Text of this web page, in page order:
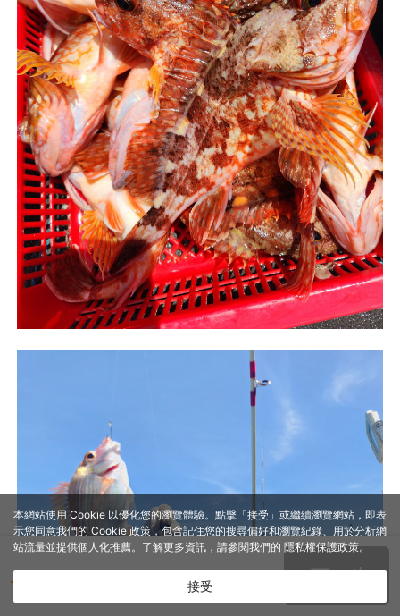
本網站使用 Cookie 以優化您的瀏覽體驗。點擊「接受」或繼續瀏覽網站，即表
示您同意我們的 Cookie 政策，包含記住您的搜尋偏好和瀏覽紀錄、用於分析網
站流量並提供個人化推薦。了解更多資訊，請參閱我們的 隱私權保護政策。
接受